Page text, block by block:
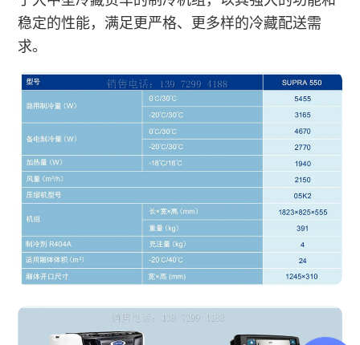
稳定的性能，满足更严格、更多样的冷藏配送需
求。